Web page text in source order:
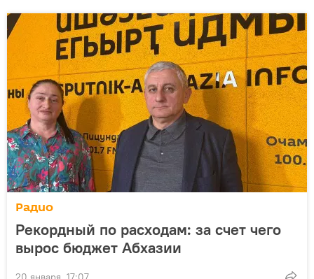
Радио
Рекордный по расходам: за счет чего
вырос бюджет Абхазии